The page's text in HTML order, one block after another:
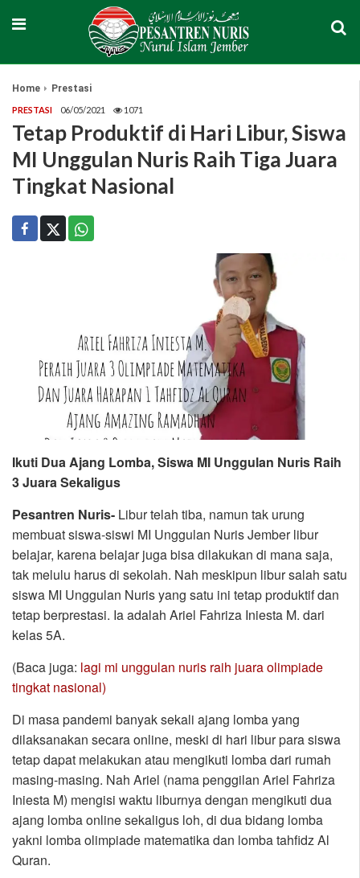
Home Prestasi
PRESTASI 06/05/2021 1071
Tetap Produktif di Hari Libur, Siswa
MI Unggulan Nuris Raih Tiga Juara
Tingkat Nasional
Ikuti Dua Ajang Lomba, Siswa MI Unggulan Nuris Raih
3 Juara Sekaligus
Pesantren Nuris- Libur telah tiba, namun tak urung
membuat siswa-siswi MI Unggulan Nuris Jember libur
belajar, karena belajar juga bisa dilakukan di mana saja,
tak melulu harus di sekolah. Nah meskipun libur salah satu
siswa MI Unggulan Nuris yang satu ini tetap produktif dan
tetap berprestasi. Ia adalah Ariel Fahriza Iniesta M. dari
kelas 5A.
(Baca juga: lagi mi unggulan nuris raih juara olimpiade
tingkat nasional)
Di masa pandemi banyak sekali ajang lomba yang
dilaksanakan secara online, meski di hari libur para siswa
tetap dapat melakukan atau mengikuti lomba dari rumah
masing-masing. Nah Ariel (nama penggilan Ariel Fahriza
Iniesta M) mengisi waktu liburnya dengan mengikuti dua
ajang lomba online sekaligus loh, di dua bidang lomba
yakni lomba olimpiade matematika dan lomba tahfidz Al
Quran.